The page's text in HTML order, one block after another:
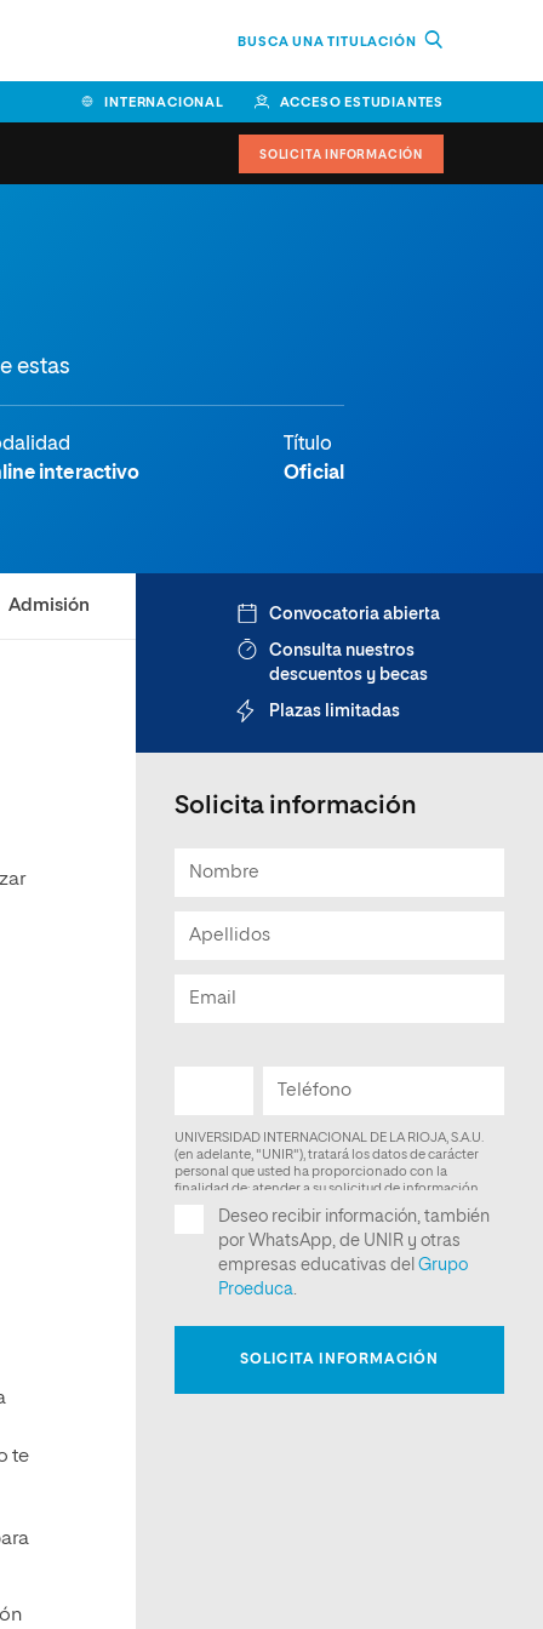
BUSCA UNA TITULACIÓN
INTERNACIONAL ACCESO ESTUDIANTES
SOLICITA INFORMACIÓN
estas
interactivo
Título
Oficial
Admisión
te
Convocatoria abierta
Consulta nuestros
descuentos y becas
Plazas limitadas
Solicita información